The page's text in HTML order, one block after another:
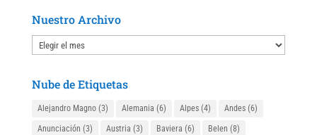
Nuestro Archivo
Nuestro
Archivo
Nube de Etiquetas
Alejandro Magno(3) Alemania (6) Alpes(4) Andes(6)
Anunciación (3) Austria (3) Baviera (6) Belen (8)